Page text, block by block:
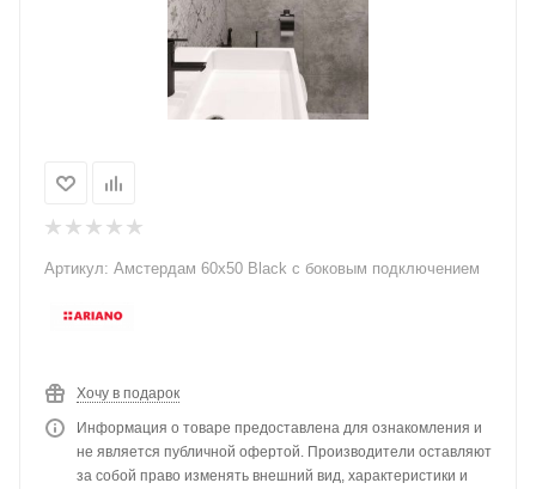
Артикул: Амстердам 60х50 Black с боковым подключением
Хочу в подарок
Информация о товаре предоставлена для ознакомления и
не является публичной офертой. Производители оставляют
за собой право изменять внешний вид, характеристики и